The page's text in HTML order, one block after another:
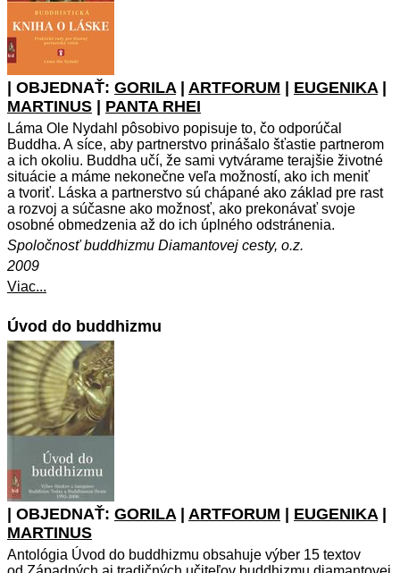
| OBJEDNAŤ: GORILA | ARTFORUM | EUGENIKA |
MARTINUS | PANTA RHEI
Láma Ole Nydahl pôsobivo popisuje to, čo odporúčal
Buddha. A síce, aby partnerstvo prinášalo šťastie partnerom
a ich okoliu. Buddha učí, že sami vytvárame terajšie životné
situácie a máme nekonečne veľa možností, ako ich meniť
a tvoriť. Láska a partnerstvo sú chápané ako základ pre rast
a rozvoj a súčasne ako možnosť, ako prekonávať svoje
osobné obmedzenia až do ich úplného odstránenia.
Spoločnosť buddhizmu Diamantovej cesty, o.z.
2009
Viac...
Úvod do buddhizmu
| OBJEDNAŤ: GORILA | ARTFORUM | EUGENIKA |
MARTINUS
Antológia Úvod do buddhizmu obsahuje výber 15 textov